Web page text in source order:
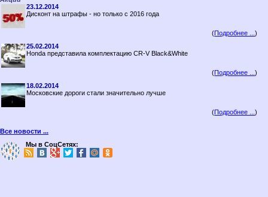
23.12.2014
Дисконт на штрафы - но только с 2016 года
(Подробнее ...)
25.02.2014
Honda представила комплектацию CR-V Black&White
(Подробнее ...)
18.02.2014
Московские дороги стали значительно лучше
(Подробнее ...)
Все новости ...
Мы в СоцСетях: